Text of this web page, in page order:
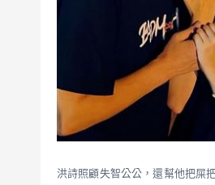
洪詩照顧失智公公，還幫他把屎